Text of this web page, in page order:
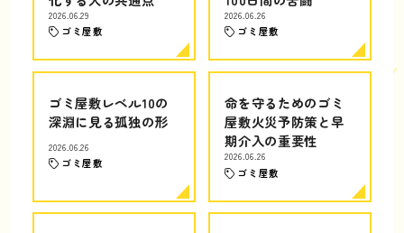
2026.06.29
ゴミ屋敷
2026.06.26
ゴミ屋敷
ゴミ屋敷レベル10の
深淵に見る孤独の形
2026.06.26
ゴミ屋敷
命を守るためのゴミ
屋敷火災予防策と早
期介入の重要性
2026.06.26
ゴミ屋敷